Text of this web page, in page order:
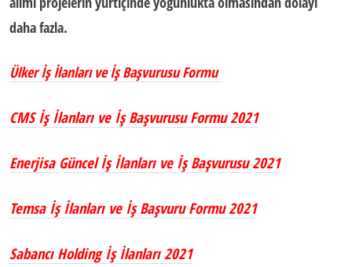
daha fazla.
Ülker İş İlanları ve İş Başvurusu Formu
CMS İş İlanları ve İş Başvurusu Formu 2021
Enerjisa Güncel İş İlanları ve İş Başvurusu 2021
Temsa İş İlanları ve İş Başvuru Formu 2021
Sabancı Holding İş İlanları 2021